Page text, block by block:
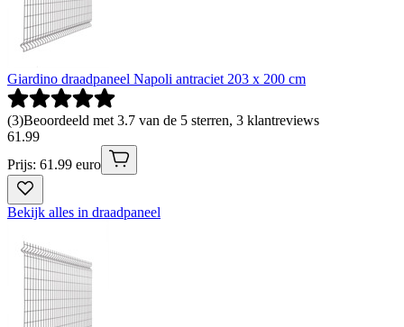
Giardino draadpaneel Napoli antraciet 203 x 200 cm
(3)Beoordeeld met 3.7 van de 5 sterren, 3 klantreviews
61 .99
Prijs: 61.99 euro
Bekijk alles in draadpaneel